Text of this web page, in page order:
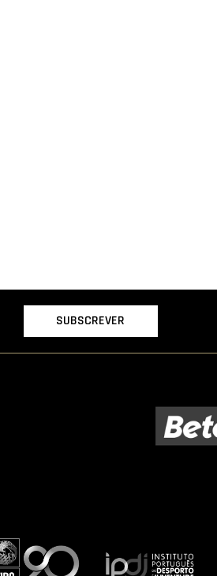
SUBSCREVER